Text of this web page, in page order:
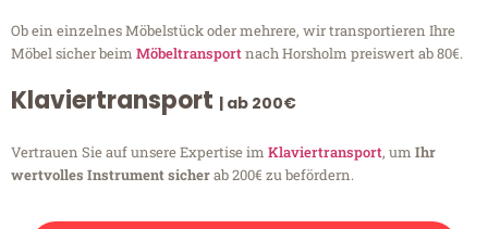
Ob ein einzelnes Möbelstück oder mehrere, wir transportieren Ihre
Möbel sicher beim Möbeltransportnach Horsholm preiswert ab 80€.
Klaviertransport | ab 200€
Vertrauen Sie auf unsere Expertise im Klaviertransport, um Ihr
wertvolles Instrument sicherab 200€ zu befördern.